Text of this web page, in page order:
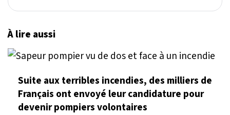
À lire aussi
Suite aux terribles incendies, des milliers de
Français ont envoyé leur candidature pour
devenir pompiers volontaires